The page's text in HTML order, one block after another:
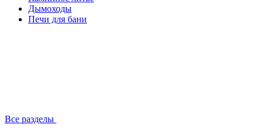
Дымоходы
Печи для бани
Все разделы